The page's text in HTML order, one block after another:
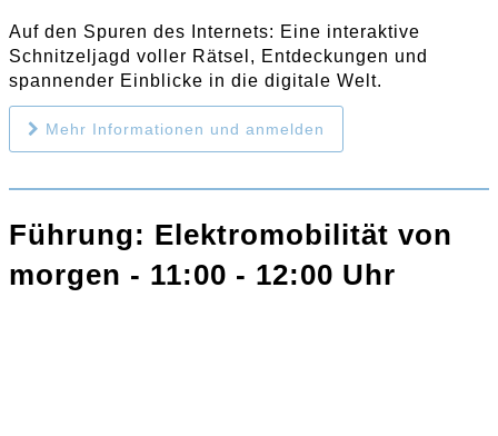
Auf den Spuren des Internets: Eine interaktive
Schnitzeljagd voller Rätsel, Entdeckungen und
spannender Einblicke in die digitale Welt.
Mehr Informationen und anmelden
Führung: Elektromobilität von
morgen - 11:00 - 12:00 Uhr